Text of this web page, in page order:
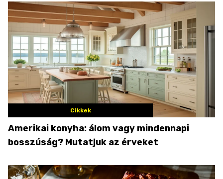
Cikkek
Amerikai konyha: álom vagy mindennapi
bosszúság? Mutatjuk az érveket